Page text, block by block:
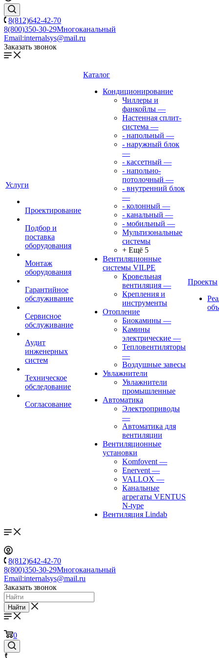
8(812)642-42-70
8(800)350-30-29Многоканальный
Email:internalsys@mail.ru
Заказать звонок
Услуги
Проектирование
Подбор и
поставка
оборудования
Монтаж
оборудования
Гарантийное
обслуживание
Сервисное
обслуживание
Аудит
инженерных
систем
Техническое
обследование
Согласование
Каталог
Кондиционирование
Чиллеры и
фанкойлы —
Настенная сплит-
система —
- напольный —
- наружный блок
—
- кассетный —
- напольно-
потолочный —
- внутренний блок
—
- колонный —
- канальный —
- мобильный —
Мультизональные
системы
+ Ещё 5
Вентиляционные
системы VILPE
Кровельная
вентиляция —
Крепления и
инструменты
Отопление
Биокамины —
Камины
электрические —
Тепловентиляторы
—
Воздушные завесы
Увлажнители
Увлажнители
промышленные
Автоматика
Электроприводы
—
Автоматика для
вентиляции
Вентиляционные
установки
Komfovent —
Enervent —
VALLOX —
Канальные
агрегаты VENTUS
N-type
Вентиляция Lindab
Проекты
8(812)642-42-70
8(800)350-30-29Многоканальный
Email:internalsys@mail.ru
Заказать звонок
Найти
0